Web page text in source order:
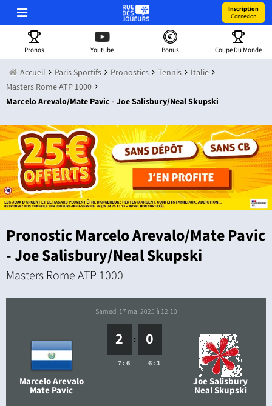
Inscription
Connexion
Pronos Youtube Bonus Coupe Du Monde
Accueil Paris Sportifs Pronostics Tennis
Italie
Masters Rome ATP 1000
Marcelo Arevalo/Mate Pavic - Joe Salisbury/Neal Skupski
Pronostic Marcelo Arevalo/Mate Pavic
- Joe Salisbury/Neal Skupski
Masters Rome ATP 1000
Marcelo Arevalo
Mate Pavic
2 : 0
7 : 6 6 : 1
samedi 17 mai 2025 à 12:10
Joe Salisbury
Neal Skupski